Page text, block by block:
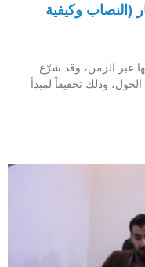
(النصاب وكيفية
عبر الزمن، وقد شرّع
وذلك تحقيقاً لمبدأ